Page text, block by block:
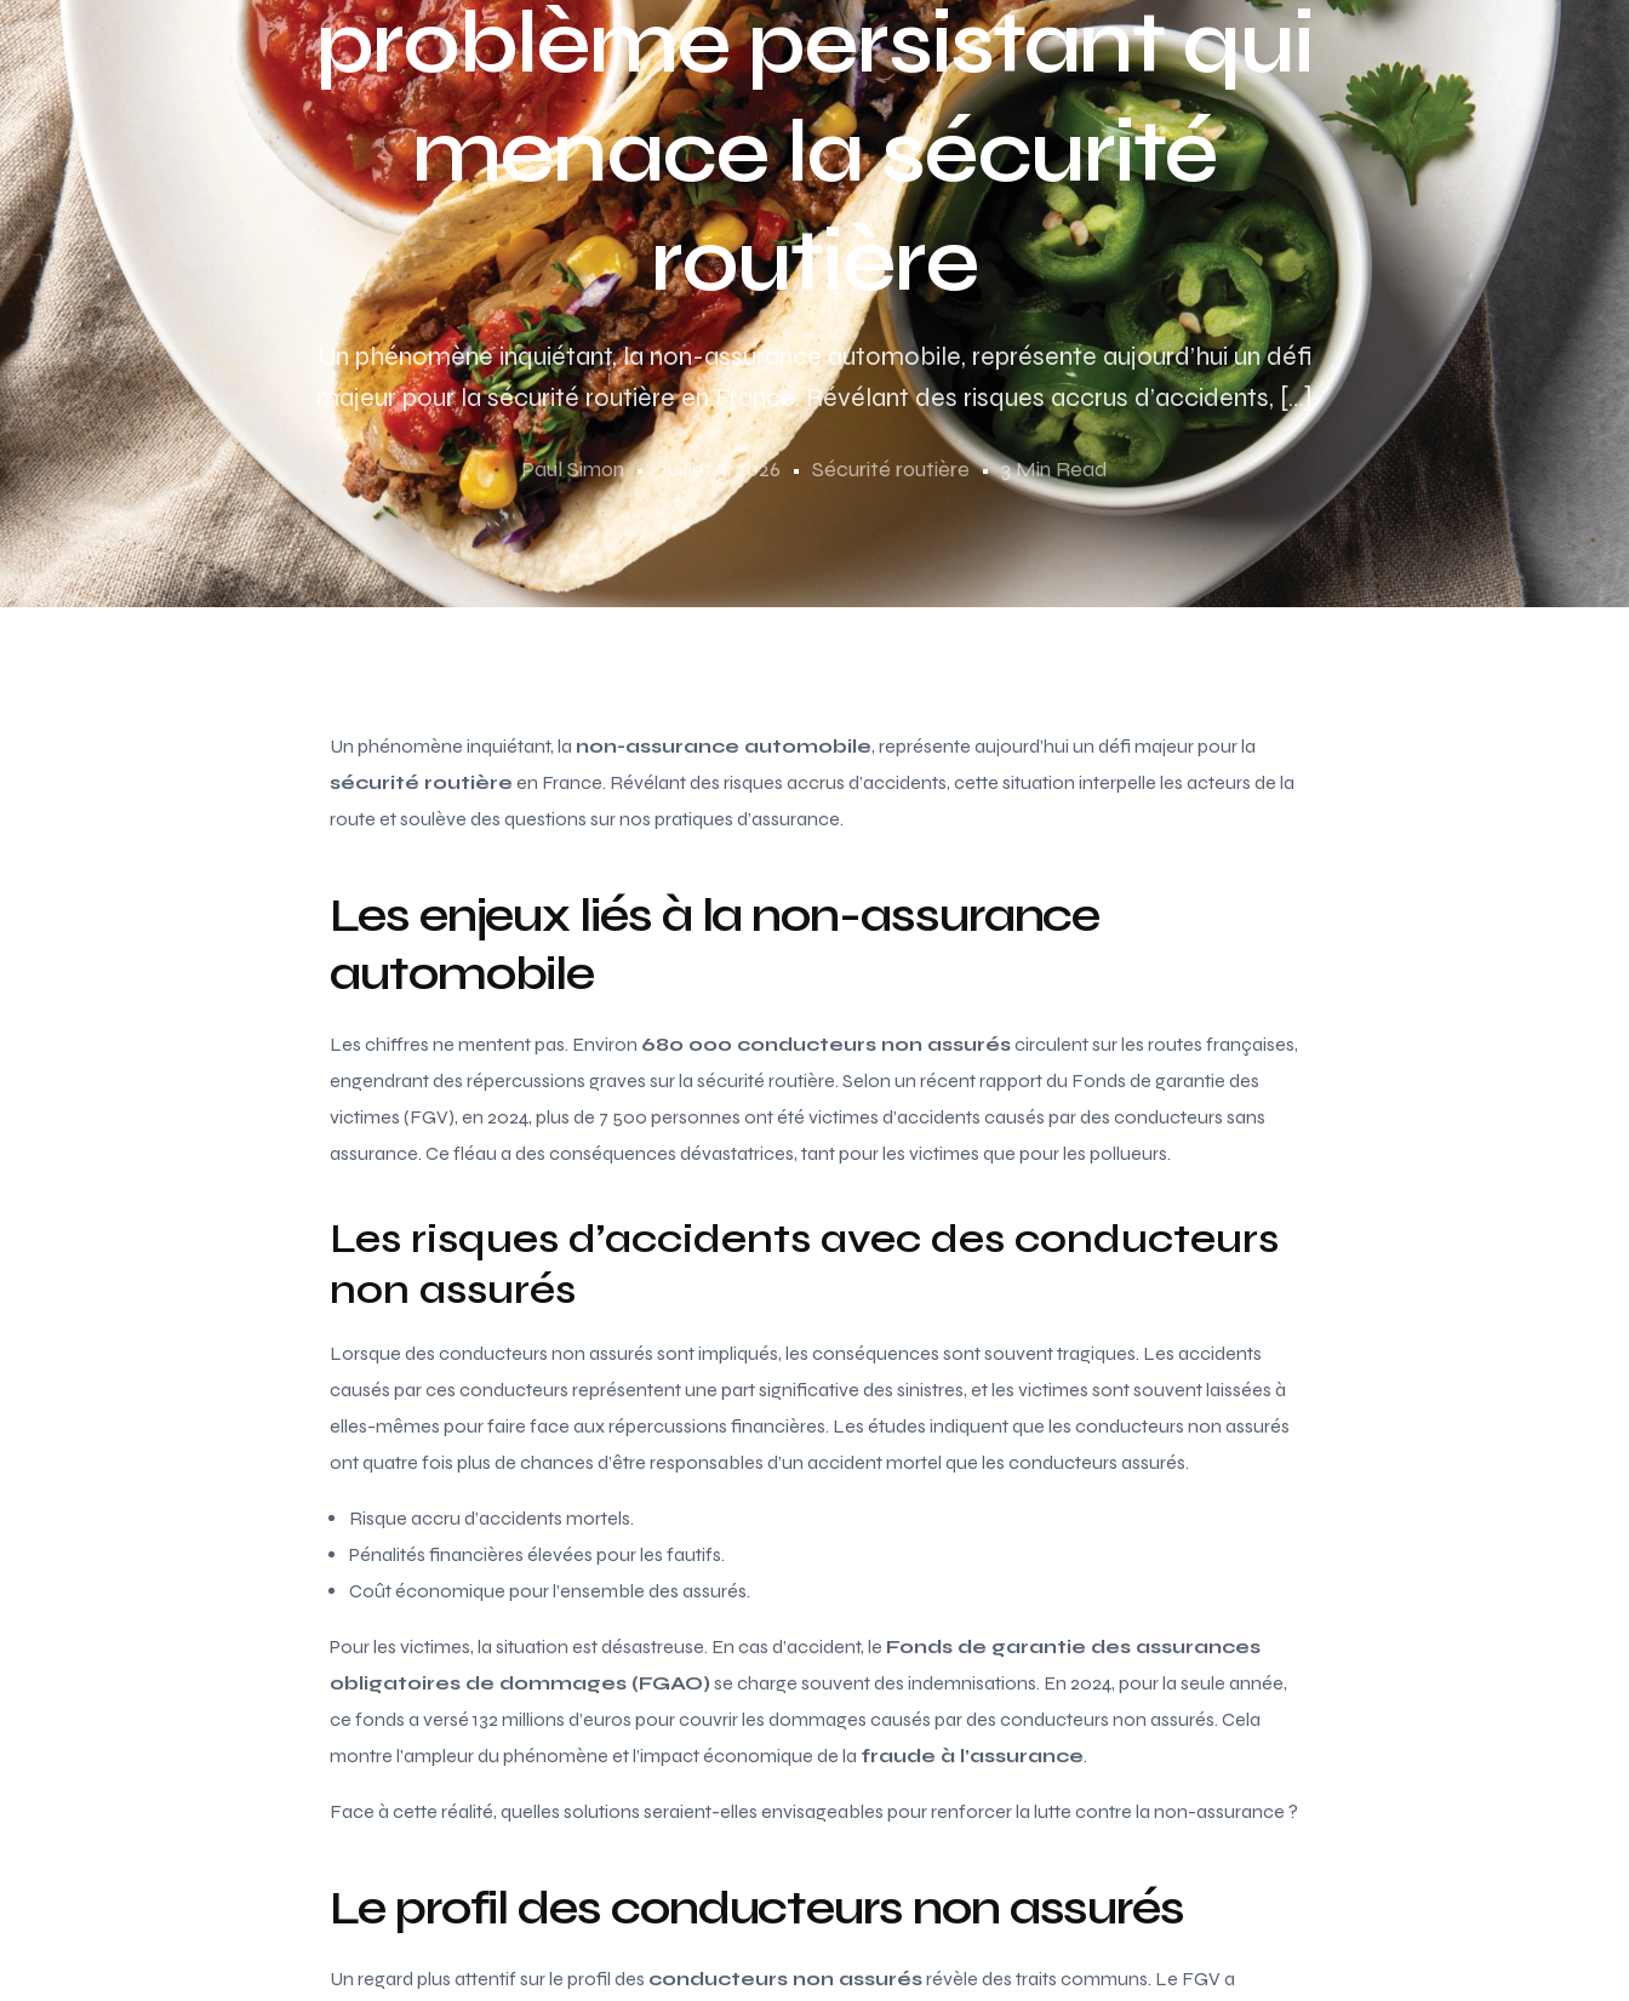
Assurance auto Toulouse
Assurance auto Lyon
Assurance auto Marseille
problème persistant qui
menace la sécurité
routière
Un phénomène inquiétant, la non-assurance automobile, représente aujourd’hui un défi
majeur pour la sécurité routière en France. Révélant des risques accrus d’accidents, […]
Paul Simon Juillet 3, 2026 Sécurité routière 3 Min Read
Un phénomène inquiétant, la non-assurance automobile, représente aujourd’hui un défi majeur pour la
sécurité routière en France. Révélant des risques accrus d’accidents, cette situation interpelle les acteurs de la
route et soulève des questions sur nos pratiques d’assurance.
Les enjeux liés à la non-assurance
automobile
Les chiffres ne mentent pas. Environ 680 000 conducteurs non assuréscirculent sur les routes françaises,
engendrant des répercussions graves sur la sécurité routière. Selon un récent rapport du Fonds de garantie des
victimes (FGV), en 2024, plus de 7 500 personnes ont été victimes d’accidents causés par des conducteurs sans
assurance. Ce fléau a des conséquences dévastatrices, tant pour les victimes que pour les pollueurs.
Les risques d’accidents avec des conducteurs
non assurés
Lorsque des conducteurs non assurés sont impliqués, les conséquences sont souvent tragiques. Les accidents
causés par ces conducteurs représentent une part significative des sinistres, et les victimes sont souvent laissées à
elles-mêmes pour faire face aux répercussions financières. Les études indiquent que les conducteurs non assurés
ont quatre fois plus de chances d’être responsables d’un accident mortel que les conducteurs assurés.
Risque accru d’accidents mortels.
Pénalités financières élevées pour les fautifs.
Coût économique pour l’ensemble des assurés.
Pour les victimes, la situation est désastreuse. En cas d’accident, le Fonds de garantie des assurances
obligatoires de dommages (FGAO) se charge souvent des indemnisations. En 2024, pour la seule année,
ce fonds a versé 132 millions d’euros pour couvrir les dommages causés par des conducteurs non assurés. Cela
montre l’ampleur du phénomène et l’impact économique de la fraude à l’assurance.
Face à cette réalité, quelles solutions seraient-elles envisageables pour renforcer la lutte contre la non-assurance ?
Le profil des conducteurs non assurés
Un regard plus attentif sur le profil des conducteurs non assurésrévèle des traits communs. Le FGV a